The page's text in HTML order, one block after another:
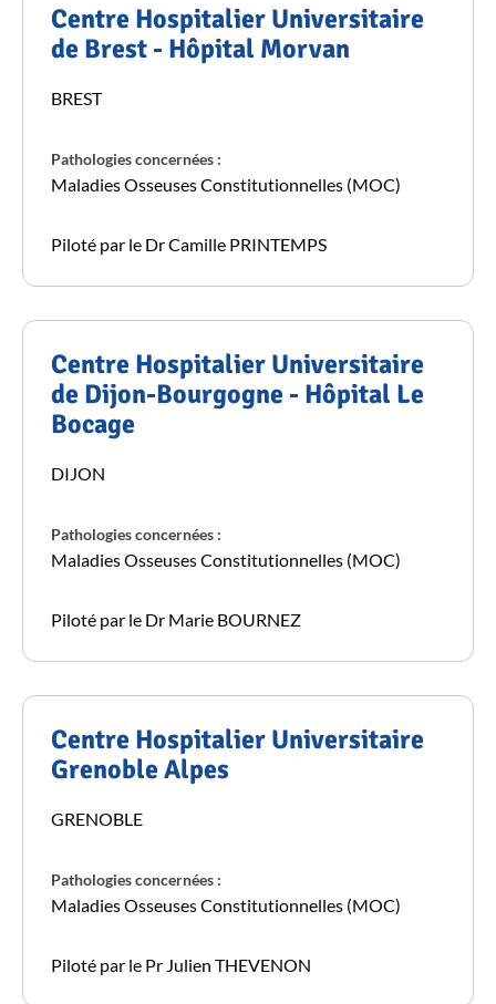
Centre Hospitalier Universitaire
de Brest - Hôpital Morvan
BREST
Pathologies concernées :
Maladies Osseuses Constitutionnelles (MOC)
Piloté par le Dr Camille PRINTEMPS
Centre Hospitalier Universitaire
de Dijon-Bourgogne - Hôpital Le
Bocage
DIJON
Pathologies concernées :
Maladies Osseuses Constitutionnelles (MOC)
Piloté par le Dr Marie BOURNEZ
Centre Hospitalier Universitaire
Grenoble Alpes
GRENOBLE
Pathologies concernées :
Maladies Osseuses Constitutionnelles (MOC)
Piloté par le Pr Julien THEVENON